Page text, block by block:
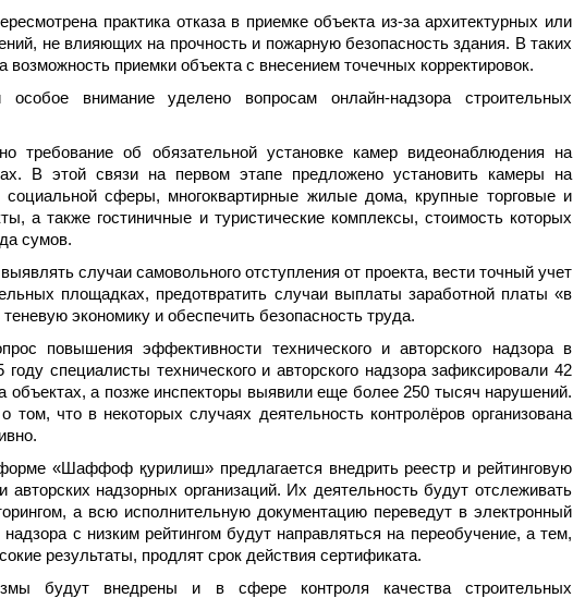
практика отказа в приемке объекта из-за архитектурных или
не влияющих на прочность и пожарную безопасность здания. В таких
возможность приемки объекта с внесением точечных корректировок.
внимание уделено вопросам онлайн-надзора строительных
требование об обязательной установке камер видеонаблюдения на
В этой связи на первом этапе предложено установить камеры на
социальной сферы, многоквартирные жилые дома, крупные торговые и
а также гостиничные и туристические комплексы, стоимость которых
сумов.
случаи самовольного отступления от проекта, вести точный учет
площадках, предотвратить случаи выплаты заработной платы «в
теневую экономику и обеспечить безопасность труда.
повышения эффективности технического и авторского надзора в
году специалисты технического и авторского надзора зафиксировали 42
объектах, а позже инспекторы выявили еще более 250 тысяч нарушений.
том, что в некоторых случаях деятельность контролёров организована
«Шаффоф қурилиш» предлагается внедрить реестр и рейтинговую
авторских надзорных организаций. Их деятельность будут отслеживать
а всю исполнительную документацию переведут в электронный
с низким рейтингом будут направляться на переобучение, а тем,
результаты, продлят срок действия сертификата.
будут внедрены и в сфере контроля качества строительных